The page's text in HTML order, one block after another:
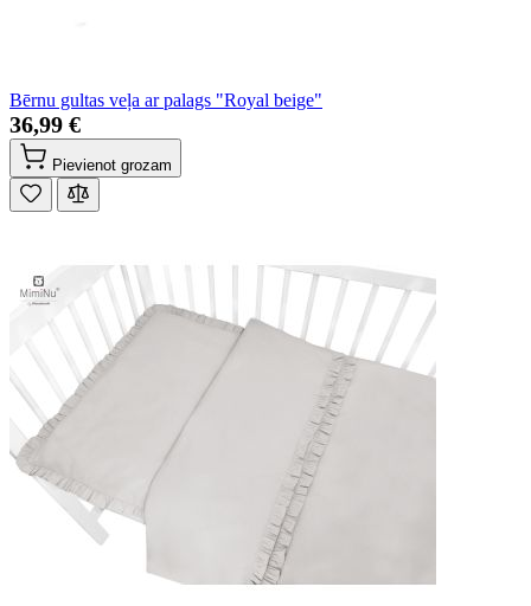
Bērnu gultas veļa ar palags "Royal beige"
36,99 €
Pievienot grozam